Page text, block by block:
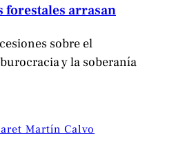
forestales arrasan
sobre el
y la soberanía
Martín Calvo